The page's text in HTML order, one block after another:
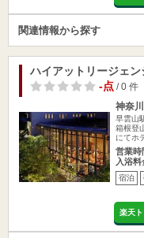
関連情報から探す
ハイアットリージェ
-点/ 0 件
神奈
早雲山
箱根登
にてホ
営業時
入浴料
宿泊
楽天